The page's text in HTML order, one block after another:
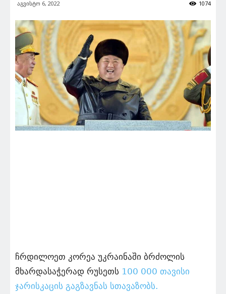
აგვისტო 6, 2022 1074
ჩრდილოეთ კორეა უკრაინაში ბრძოლის
მხარდასაჭერად რუსეთს 100 000 თავისი
ჯარისკაცის გაგზავნას სთავაზობს.